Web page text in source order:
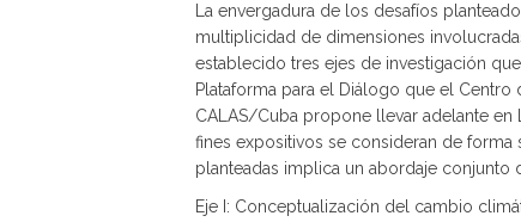
La envergadura de los desafíos
multiplicidad de dimensiones
establecido tres ejes de investigación
Plataforma para el Diálogo que el Centro
CALAS/Cuba propone llevar adelante en
fines expositivos se consideran de
planteadas implica un abordaje conjunto
Eje I: Conceptualización del cambio